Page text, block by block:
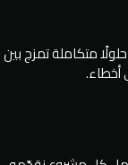
من الفكرة إلى اكتمال المشروع، تقدّم ME Designs حلولًا متكاملة تمزج بين
أخطاء.